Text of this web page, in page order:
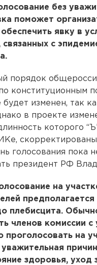
без
поможет
явку в
связанных с
порядок
конституционным
изменен, так
в проекте
которого
голосования пока
президент РФ
на
плебисцита.
членов комиссии с
проголосовать на
уважительная
здоровья, уход